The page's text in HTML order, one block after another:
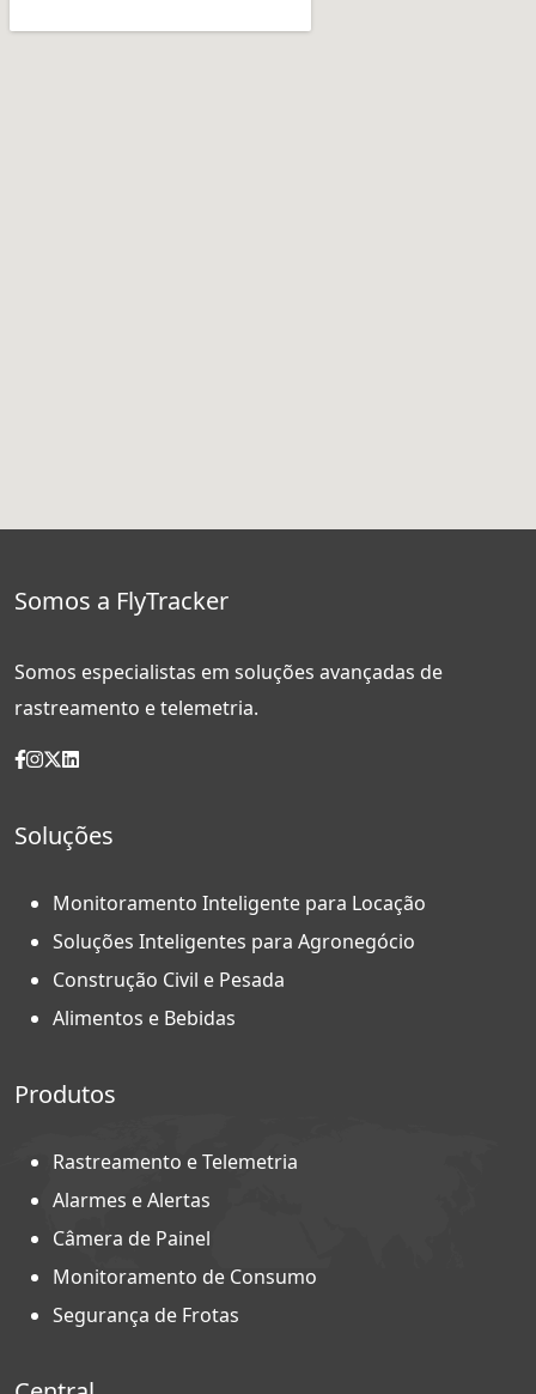
Somos a FlyTracker
Somos especialistas em soluções avançadas de
rastreamento e telemetria.
Soluções
Monitoramento Inteligente para Locação
Soluções Inteligentes para Agronegócio
Construção Civil e Pesada
Alimentos e Bebidas
Produtos
Rastreamento e Telemetria
Alarmes e Alertas
Câmera de Painel
Monitoramento de Consumo
Segurança de Frotas